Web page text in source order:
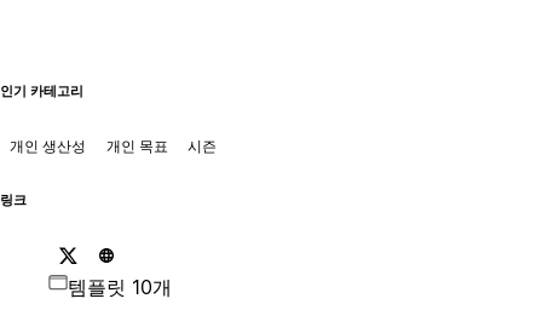
인기 카테고리
개인 생산성 개인 목표 시즌
링크
템플릿 10개